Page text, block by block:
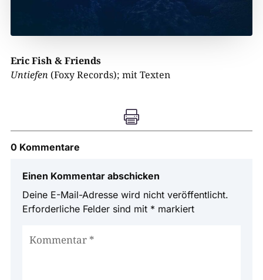
Eric Fish & Friends
Untiefen (Foxy Records); mit Texten

0 Kommentare
Einen Kommentar abschicken
Deine E-Mail-Adresse wird nicht veröffentlicht.
Erforderliche Felder sind mit * markiert